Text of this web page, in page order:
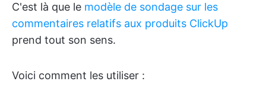
C'est là que le modèle de sondage sur les
commentaires relatifs aux produits ClickUp
prend tout son sens.
Voici comment les utiliser :